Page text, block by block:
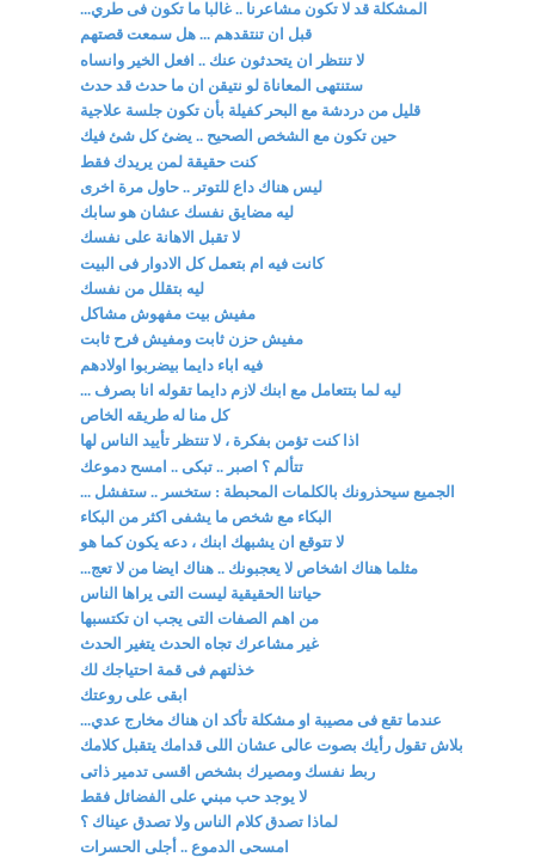
المشكلة قد لا تكون مشاعرنا .. غالبا ما تكون فى طري...
قبل ان تنتقدهم ... هل سمعت قصتهم
لا تنتظر ان يتحدثون عنك .. افعل الخير وانساه
ستنتهى المعاناة لو نتيقن ان ما حدث قد حدث
قليل من دردشة مع البحر كفيلة بأن تكون جلسة علاجية
حين تكون مع الشخص الصحيح .. يضئ كل شئ فيك
كنت حقيقة لمن يريدك فقط
ليس هناك داع للتوتر .. حاول مرة اخرى
ليه مضايق نفسك عشان هو سابك
لا تقبل الاهانة على نفسك
كانت فيه ام بتعمل كل الادوار فى البيت
ليه بتقلل من نفسك
مفيش بيت مفهوش مشاكل
مفيش حزن ثابت ومفيش فرح ثابت
فيه اباء دايما بيضربوا اولادهم
ليه لما بتتعامل مع ابنك لازم دايما تقوله انا بصرف ...
كل منا له طريقه الخاص
اذا كنت تؤمن بفكرة ، لا تنتظر تأييد الناس لها
تتألم ؟ اصبر .. تبكى .. امسح دموعك
الجميع سيحذرونك بالكلمات المحبطة : ستخسر .. ستفشل ...
البكاء مع شخص ما يشفى اكثر من البكاء
لا تتوقع ان يشبهك ابنك ، دعه يكون كما هو
مثلما هناك اشخاص لا يعجبونك .. هناك ايضا من لا تعج...
حياتنا الحقيقية ليست التى يراها الناس
من اهم الصفات التى يجب ان تكتسبها
غير مشاعرك تجاه الحدث يتغير الحدث
خذلتهم فى قمة احتياجك لك
ابقى على روعتك
عندما تقع فى مصيبة او مشكلة تأكد ان هناك مخارج عدي...
بلاش تقول رأيك بصوت عالى عشان اللى قدامك يتقبل كلامك
ربط نفسك ومصيرك بشخص اقسى تدمير ذاتى
لا يوجد حب مبني على الفضائل فقط
لماذا تصدق كلام الناس ولا تصدق عيناك ؟
امسحى الدموع .. أجلى الحسرات